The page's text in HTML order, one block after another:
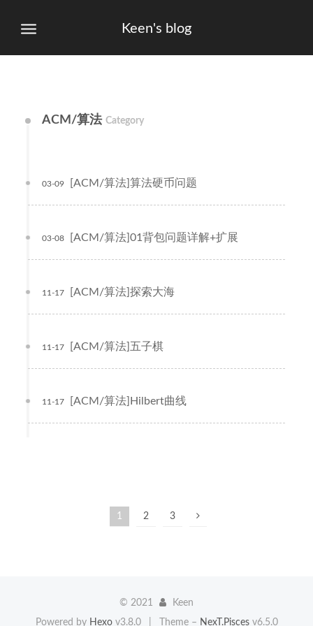
Keen's blog
ACM/算法 Category
[ACM/算法]算法硬币问题
03-09
[ACM/算法]01背包问题详解+扩展
03-08
[ACM/算法]探索大海
11-17
[ACM/算法]五子棋
11-17
[ACM/算法]Hilbert曲线
11-17
1 2 3
© 2021
Keen
Powered by Hexov3.8.0 Theme – NexT.Piscesv6.5.0